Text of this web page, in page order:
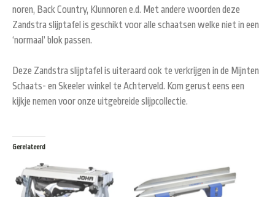
noren, Back Country, Klunnoren e.d. Met andere woorden deze
Zandstra slijptafel is geschikt voor alle schaatsen welke niet in een
‘normaal’ blok passen.
Deze Zandstra slijptafel is uiteraard ook te verkrijgen in de Mijnten
Schaats- en Skeeler winkel te Achterveld. Kom gerust eens een
kijkje nemen voor onze uitgebreide slijpcollectie.
Gerelateerd